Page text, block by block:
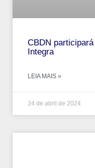
CBDN
Integra
LEIA MAIS »
24 de abril de 2024